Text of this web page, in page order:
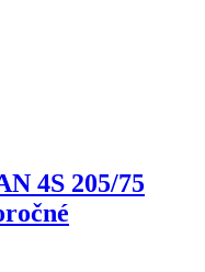
4S 205/75